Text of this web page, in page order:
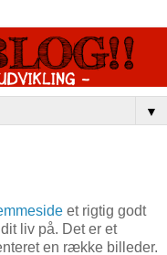
▼
et rigtig godt
liv på. Det er et
en række billeder.